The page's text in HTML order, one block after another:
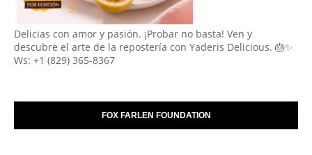
Delicias con amor y pasión. ¡Probar no basta! Ven y
descubre el arte de la repostería con Yaderis Delicious. 🎂✨
Ws: +1 (829) 365-8367
FOX FARLEN FOUNDATION